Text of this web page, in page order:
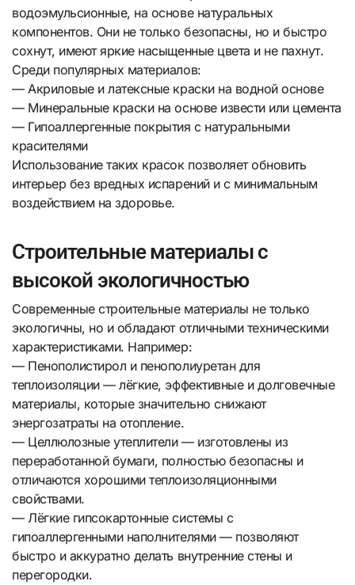
водоэмульсионные, на основе натуральных
компонентов. Они не только безопасны, но и быстро
сохнут, имеют яркие насыщенные цвета и не пахнут.
Среди популярных материалов:
— Акриловые и латексные краски на водной основе
— Минеральные краски на основе извести или цемента
— Гипоаллергенные покрытия с натуральными
красителями
Использование таких красок позволяет обновить
интерьер без вредных испарений и с минимальным
воздействием на здоровье.
Строительные материалы с
высокой экологичностью
Современные строительные материалы не только
экологичны, но и обладают отличными техническими
характеристиками. Например:
— Пенополистирол и пенополиуретан для
теплоизоляции — лёгкие, эффективные и долговечные
материалы, которые значительно снижают
энергозатраты на отопление.
— Целлюлозные утеплители — изготовлены из
переработанной бумаги, полностью безопасны и
отличаются хорошими теплоизоляционными
свойствами.
— Лёгкие гипсокартонные системы с
гипоаллергенными наполнителями — позволяют
быстро и аккуратно делать внутренние стены и
перегородки.